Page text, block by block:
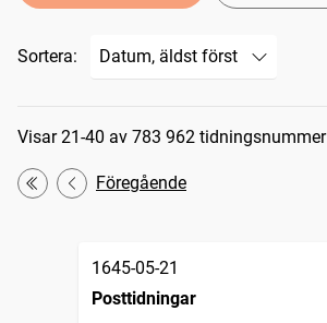
Sortera:
Sökresultat
Visar 21-40 av 783 962 tidningsnummer
Första
Föregående
1645-05-21
Posttidningar